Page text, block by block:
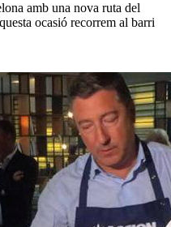
amb una nova ruta del
ocasió recorrem al barri